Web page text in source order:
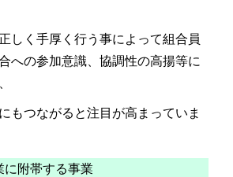
しく手厚く行う事によって組合員
への参加意識、協調性の高揚等に
もつながると注目が高まっていま
附帯する事業